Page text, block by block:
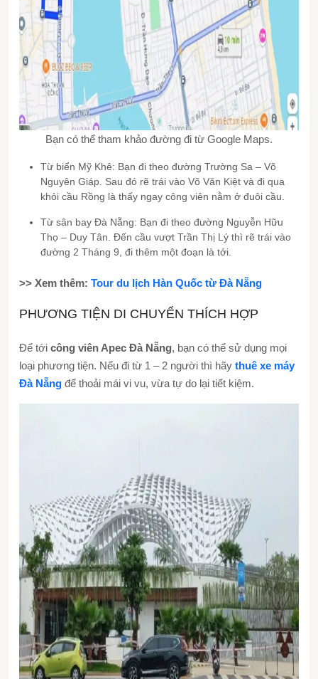
Bạn có thể tham khảo đường đi từ Google Maps.
Từ biển Mỹ Khê: Bạn đi theo đường Trường Sa – Võ
Nguyên Giáp. Sau đó rẽ trái vào Võ Văn Kiệt và đi qua
khỏi cầu Rồng là thấy ngay công viên nằm ở đuôi cầu.
Từ sân bay Đà Nẵng: Bạn đi theo đường Nguyễn Hữu
Thọ – Duy Tân. Đến cầu vượt Trần Thị Lý thì rẽ trái vào
đường 2 Tháng 9, đi thêm một đoạn là tới.
>> Xem thêm: Tour du lịch Hàn Quốc từ Đà Nẵng
PHƯƠNG TIỆN DI CHUYỂN THÍCH HỢP
Để tới công viên Apec Đà Nẵng, bạn có thể sử dụng mọi
loại phương tiện. Nếu đi từ 1 – 2 người thì hãy thuê xe máy
Đà Nẵng để thoải mái vi vu, vừa tự do lại tiết kiệm.